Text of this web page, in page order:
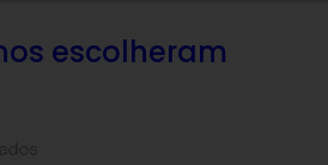
escolheram